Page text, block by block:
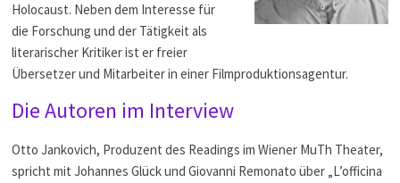
Holocaust. Neben dem Interesse für
die Forschung und der Tätigkeit als
literarischer Kritiker ist er freier
Übersetzer und Mitarbeiter in einer Filmproduktionsagentur.
Die Autoren im Interview
Otto Jankovich, Produzent des Readings im Wiener MuTh Theater,
spricht mit Johannes Glück und Giovanni Remonato über „L’officina